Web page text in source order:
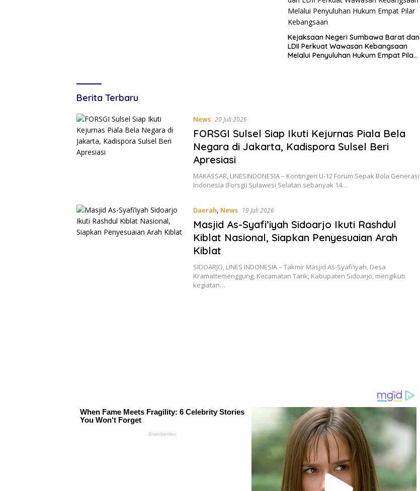
Kejaksaan Negeri Sumbawa Barat dan
LDII Perkuat Wawasan Kebangsaan
Melalui Penyuluhan Hukum Empat Pilar
Lines
Berita Terbaru
News 20 Juli 2026
FORSGI Sulsel Siap Ikuti Kejurnas Piala Bela
Negara di Jakarta, Kadispora Sulsel Beri
Apresiasi
MAKASSAR, LINESINDONESIA – Kontingen U-12 Forum Sepak Bola Generasi
Indonesia (Forsgi) Sulawesi Selatan sebanyak 14…
Daerah, News 19 Juli 2026
Masjid As-Syafi’iyah Sidoarjo Ikuti Rashdul
Kiblat Nasional, Siapkan Penyesuaian Arah
Kiblat
SIDOARJO, LINES INDONESIA – Takmir Masjid As-Syafi’iyah, Desa
Kramattemenggung, Kecamatan Tarik, Kabupaten Sidoarjo, mengikuti
kegiatan…